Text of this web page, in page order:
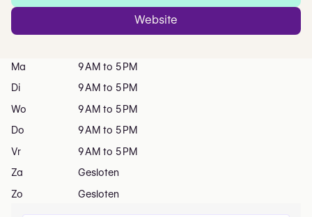
Website
Ma
9 AM to 5 PM
Di
9 AM to 5 PM
Wo
9 AM to 5 PM
Do
9 AM to 5 PM
Vr
9 AM to 5 PM
Za
Gesloten
Zo
Gesloten